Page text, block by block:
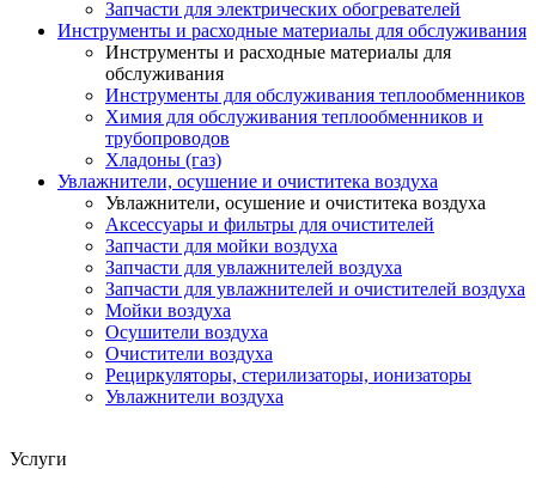
Запчасти для электрических обогревателей
Инструменты и расходные материалы для обслуживания
Инструменты и расходные материалы для
обслуживания
Инструменты для обслуживания теплообменников
Химия для обслуживания теплообменников и
трубопроводов
Хладоны (газ)
Увлажнители, осушение и очиститека воздуха
Увлажнители, осушение и очиститека воздуха
Аксессуары и фильтры для очистителей
Запчасти для мойки воздуха
Запчасти для увлажнителей воздуха
Запчасти для увлажнителей и очистителей воздуха
Мойки воздуха
Осушители воздуха
Очистители воздуха
Рециркуляторы, стерилизаторы, ионизаторы
Увлажнители воздуха
Услуги